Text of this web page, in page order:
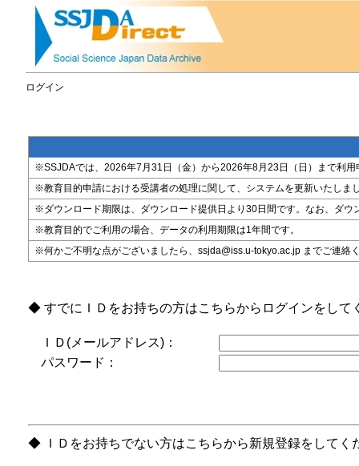
ログイン
※SSJDAでは、2026年7月31日（金）から2026年8月23日（日）まで利
※教育目的申請における受講者の処理に関して、システムを更新いたしま
※ダウンロード期限は、ダウンロード提供日より30日間です。なお、ダ
※教育目的でご利用の場合、データの利用期限は1年間です。
※何かご不明な点がございましたら、ssjda@iss.u-tokyo.ac.jp までご連絡
◆ すでにＩＤをお持ちの方はこちらからログインをして
ＩＤ(メールアドレス)：
パスワード：
◆ ＩＤをお持ちでない方はこちらから新規登録をしてく